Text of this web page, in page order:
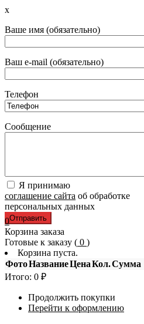
x
Ваше имя (обязательно)
Ваш e-mail (обязательно)
Телефон
Сообщение
Я принимаю
соглашение сайта об обработке
персональных данных
0
Корзина заказа
Готовые к заказу ( 0 )
Корзина пуста.
ФотоНазваниеЦенаКол.Сумма
Итого: 0 ₽
Продолжить покупки
Перейти к оформлению